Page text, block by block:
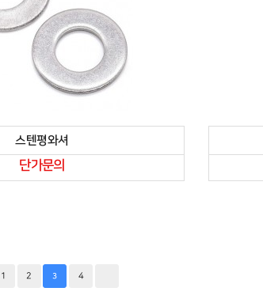
스텐평와셔
단가문의
1 2 3 4